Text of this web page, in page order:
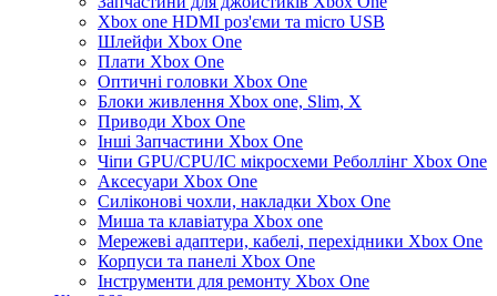
Xbox one HDMI роз'єми та micro USB
Шлейфи Xbox One
Плати Xbox One
Оптичні головки Xbox One
Блоки живлення Xbox one, Slim, X
Приводи Xbox One
Інші Запчастини Xbox One
Чіпи GPU/CPU/IC мікросхеми Реболлінг Xbox One
Аксесуари Xbox One
Силіконові чохли, накладки Xbox One
Миша та клавіатура Xbox one
Мережеві адаптери, кабелі, перехідники Xbox One
Корпуси та панелі Xbox One
Інструменти для ремонту Xbox One